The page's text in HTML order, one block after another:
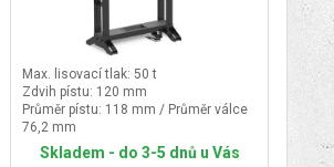
Max. lisovací tlak: 50 t
Zdvih pístu: 120 mm
Průměr pístu: 118 mm / Průměr válce
76,2 mm
Pneumatický tlak: 7 bar
Skladem - do 3-5 dnů u Vás